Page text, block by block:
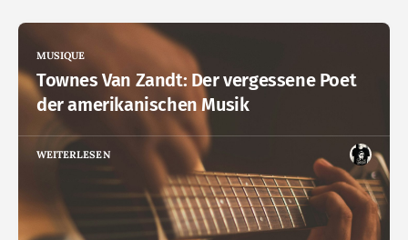
MUSIQUE
Townes Van Zandt: Der vergessene Poet
der amerikanischen Musik
WEITERLESEN